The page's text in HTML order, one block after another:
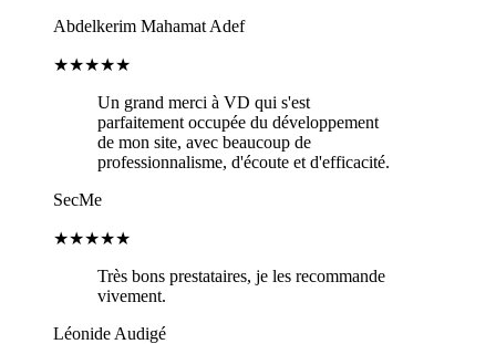
Abdelkerim Mahamat Adef
★★★★★
Un grand merci à VD qui s'est
parfaitement occupée du développement
de mon site, avec beaucoup de
professionnalisme, d'écoute et d'efficacité.
SecMe
★★★★★
Très bons prestataires, je les recommande
vivement.
Léonide Audigé